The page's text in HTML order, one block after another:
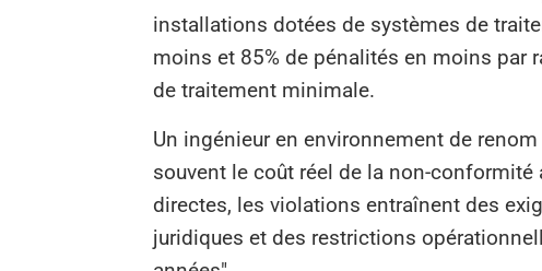
installations dotées de systèmes de
moins et 85% de pénalités en moins par
de traitement minimale.
Un ingénieur en environnement de
souvent le coût réel de la non-
directes, les violations entraînent des
juridiques et des restrictions